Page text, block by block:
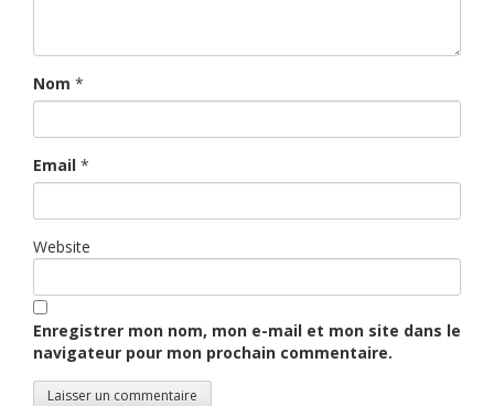
Nom *
Email *
Website
Enregistrer mon nom, mon e-mail et mon site dans le
navigateur pour mon prochain commentaire.